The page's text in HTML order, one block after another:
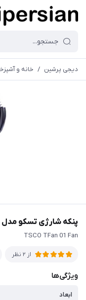
دیجی پرشین / خانه و
پنکه شارژی تسکو مدل TFan 01
TSCO TFan 01 Fan
از 2 نظر
ویژگی‌ها
ابعاد